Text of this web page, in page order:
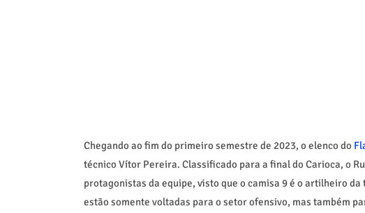
Chegando ao fim do primeiro semestre de 2023, o elenco do
técnico Vítor Pereira. Classificado para a final do Carioca, o
protagonistas da equipe, visto que o camisa 9 é o artilheiro
estão somente voltadas para o setor ofensivo, mas também